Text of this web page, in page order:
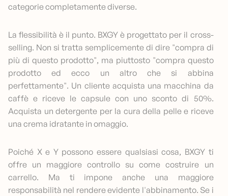
categorie completamente diverse.
La flessibilità è il punto. BXGY è progettato per il cross-
selling. Non si tratta semplicemente di dire "compra di
più di questo prodotto", ma piuttosto "compra questo
prodotto ed ecco un altro che si abbina
perfettamente". Un cliente acquista una macchina da
caffè e riceve le capsule con uno sconto di 50%.
Acquista un detergente per la cura della pelle e riceve
una crema idratante in omaggio.
Poiché X e Y possono essere qualsiasi cosa, BXGY ti
offre un maggiore controllo su come costruire un
carrello. Ma ti impone anche una maggiore
responsabilità nel rendere evidente l'abbinamento. Se i